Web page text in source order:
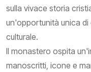
sulla vivace storia
un'opportunità unica
culturale.
Il monastero ospita
manoscritti, icone e